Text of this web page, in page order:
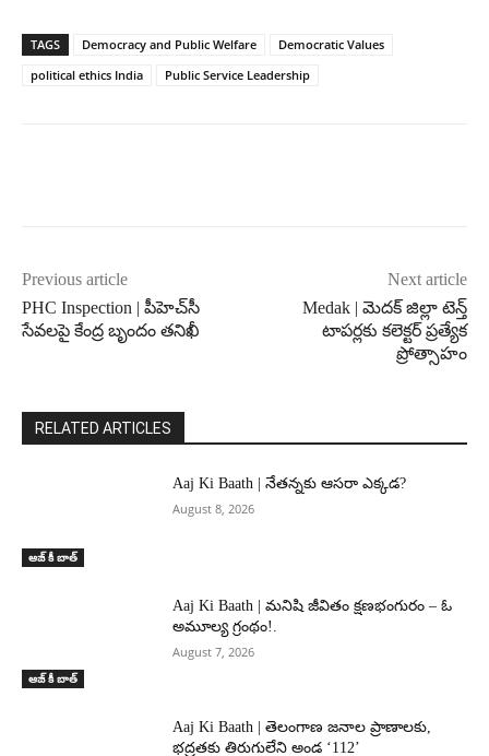
TAGS Democracy and Public Welfare
Democratic Values
political ethics India
Public Service Leadership
Previous article
PHC Inspection | పీహెచ్‌సీ
సేవలపై కేంద్ర బృందం తనిఖీ
Next article
Medak | మెదక్ జిల్లా టెన్త్
టాపర్లకు కలెక్టర్ ప్రత్యేక
ప్రోత్సాహం
RELATED ARTICLES
ఆజ్ కీ బాత్
Aaj Ki Baath | నేతన్నకు ఆసరా ఎక్కడ?
August 8, 2026
ఆజ్ కీ బాత్
Aaj Ki Baath | మనిషి జీవితం క్షణభంగురం – ఓ
అమూల్య గ్రంథం!.
August 7, 2026
Aaj Ki Baath | తెలంగాణ జనాల ప్రాణాలకు,
భద్రతకు తిరుగులేని అండ ‘112’